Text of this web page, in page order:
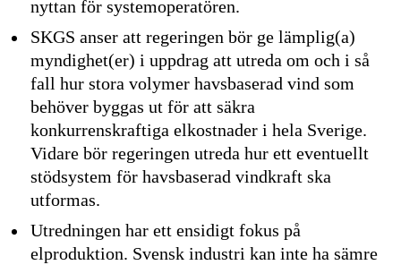
nyttan för systemoperatören.
SKGS anser att regeringen bör ge lämplig(a)
myndighet(er) i uppdrag att utreda om och i så
fall hur stora volymer havsbaserad vind som
behöver byggas ut för att säkra
konkurrenskraftiga elkostnader i hela Sverige.
Vidare bör regeringen utreda hur ett eventuellt
stödsystem för havsbaserad vindkraft ska
utformas.
Utredningen har ett ensidigt fokus på
elproduktion. Svensk industri kan inte ha sämre